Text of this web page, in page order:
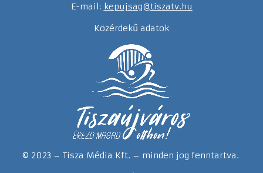
E-mail: kepujsag@tiszatv.hu
Közérdekű adatok
© 2023 – Tisza Média Kft. – minden jog fenntartva.